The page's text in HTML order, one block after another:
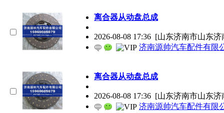
离合器从动盘总成
2026-08-08 17:36 [山东济南市山东
济南源帅汽车配件有限
离合器从动盘总成
2026-08-08 17:36 [山东济南市山东
济南源帅汽车配件有限